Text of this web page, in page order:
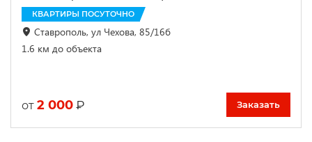
КВАРТИРЫ ПОСУТОЧНО
Ставрополь, ул Чехова, 85/16б
1.6 км до объекта
от 2 000 ₽ Заказать